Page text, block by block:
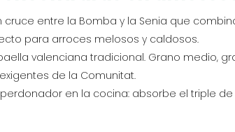
entre la Bomba y la Senia que
para arroces melosos y caldosos.
valenciana tradicional. Grano medio,
de la Comunitat.
en la cocina: absorbe el triple